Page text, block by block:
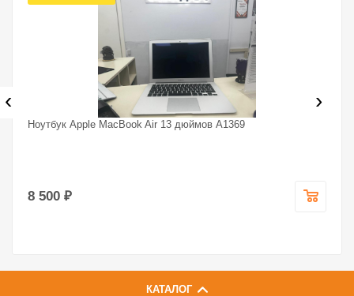
Ноутбук Apple MacBook Air 13 дюймов A1369
8 500 ₽
‹ ›
КАТАЛОГ